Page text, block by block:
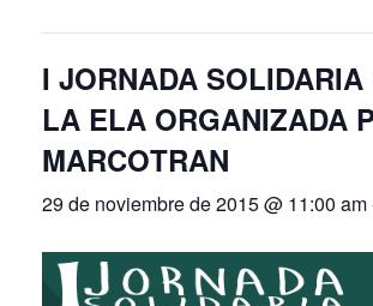
I JORNADA
LA ELA ORGANIZADA
MARCOTRAN
29 de noviembre de 2015 @ 11:00 am